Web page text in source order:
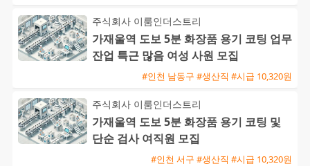
주식회사 이룸인더스트리
가재울역 도보 5분 화장품 용기 코팅 업무
잔업 특근 많음 여성 사원 모집
#인천 남동구 #생산직 #시급 10,320원
주식회사 이룸인더스트리
가재울역 도보 5분 화장품 용기 코팅 및
단순 검사 여직원 모집
#인천 서구 #생산직 #시급 10,320원